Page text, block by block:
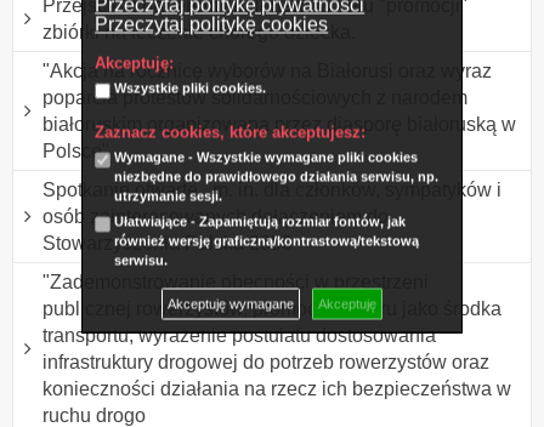
Przeczytaj politykę prywatności
Przeczytaj politykę cookies
Akceptuję:
Wszystkie pliki cookies.
Zaznacz cookies, które akceptujesz:
Wymagane - Wszystkie wymagane pliki cookies
niezbędne do prawidłowego działania serwisu, np.
utrzymanie sesji.
Ułatwiające - Zapamiętują rozmiar fontów, jak
również wersję graficzną/kontrastową/tekstową
serwisu.
Akceptuję wymagane Akceptuję
Przejście z banerem i balonami w celu "promocji"
zbiórki na leczenie chorego dziecka.
"Akcja na rocznicę wyborów na Białorusi oraz wyraz
poparcia protestów solidarnościowych z narodem
białoruskim organizowana przez diasporę białoruską w
Polsce"
Spotkanie otwarte , m. in. dla członków, sympatyków i
osób zainteresowanych dołączeniem do
Stowarzyszenia Polska 2050
"Zademonstrowanie obecności w przestrzeni
publicznej rowerzystów, promocja roweru jako środka
transportu, wyrażenie postulatu dostosowania
infrastruktury drogowej do potrzeb rowerzystów oraz
konieczności działania na rzecz ich bezpieczeństwa w
ruchu drogo